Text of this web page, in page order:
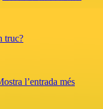
truc?
l’entrada més